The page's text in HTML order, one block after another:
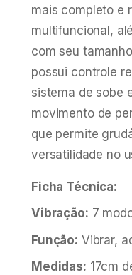
mais completo e
multifuncional,
com seu
possui controle
sistema de sobe
movimento de
que permite
versatilidade no
Ficha Técnica:
Vibração: 7
Função: Vibrar,
Medidas: 17cm